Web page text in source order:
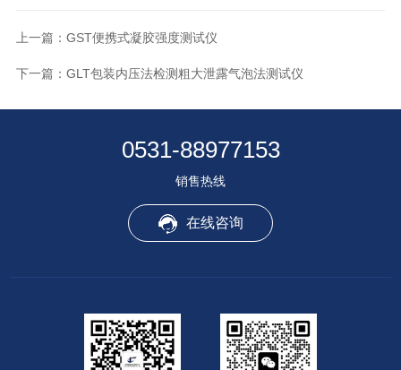
上一篇： GST便携式凝胶强度测试仪
下一篇： GLT包装内压法检测粗大泄露气泡法测试仪
0531-88977153
销售热线
在线咨询